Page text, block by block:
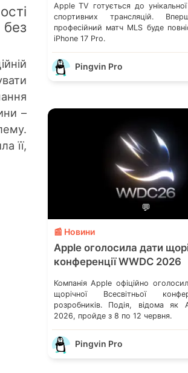
–
її,
Apple TV готується до унікальної
спортивних трансляцій.
професійний матч MLS буде
iPhone 17 Pro.
Pingvin Pro
💬
📰 Новини
Apple оголосила дати
конференції WWDC 2026
Компанія Apple офіційно
щорічної Всесвітньої
розробників. Подія, відома як
2026, пройде з 8 по 12 червня.
Pingvin Pro